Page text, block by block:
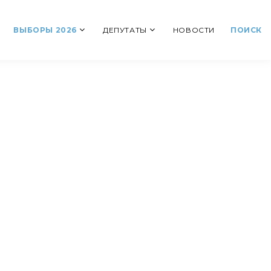
ВЫБОРЫ 2026 ДЕПУТАТЫ НОВОСТИ ПОИСК